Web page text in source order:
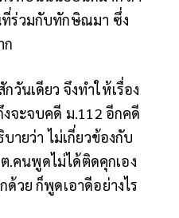
ร่วมกับทักษิณมา ซึ่ง
ก
นเดียว จึงทำให้เรื่อง
งจะจบคดี ม.112 อีกคดี
ายว่า ไม่เกี่ยวข้องกับ
.คนพูดไม่ได้ติดคุกเอง
วย ก็พูดเอาดีอย่างไร